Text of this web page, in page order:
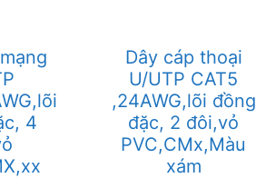
4
Dây cáp thoại
U/UTP CAT5
,24AWG,lõi đồng
đặc, 2 đôi,vỏ
PVC,CMx,Màu
xám